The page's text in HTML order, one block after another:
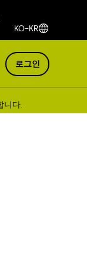
KO-KR
로그인
니다.